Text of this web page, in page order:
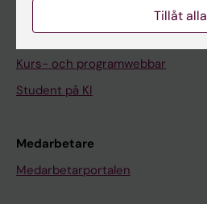
Studentmejlen
Kurs- och programwebbar
Student på KI
Medarbetare
Medarbetarportalen
Tillåt alla